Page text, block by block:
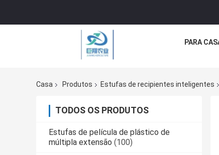
PARA
Casa Produtos Estufas de recipientes inteligentes
TODOS OS PRODUTOS
Estufas de película de plástico de
múltipla extensão (100)